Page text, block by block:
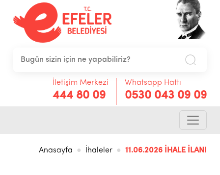
İletişim Merkezi
444 80 09
Whatsapp Hattı
0530 043 09 09
Anasayfa İhaleler 11.06.2026 İHALE İLANI